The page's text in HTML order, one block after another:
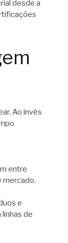
desde a
Ao invés
entre
mercado.
e
de